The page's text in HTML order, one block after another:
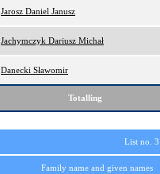
Jarosz Daniel Janusz
Jachymczyk Dariusz Michał
Danecki Sławomir
Totalling
List no.
Family name and given names